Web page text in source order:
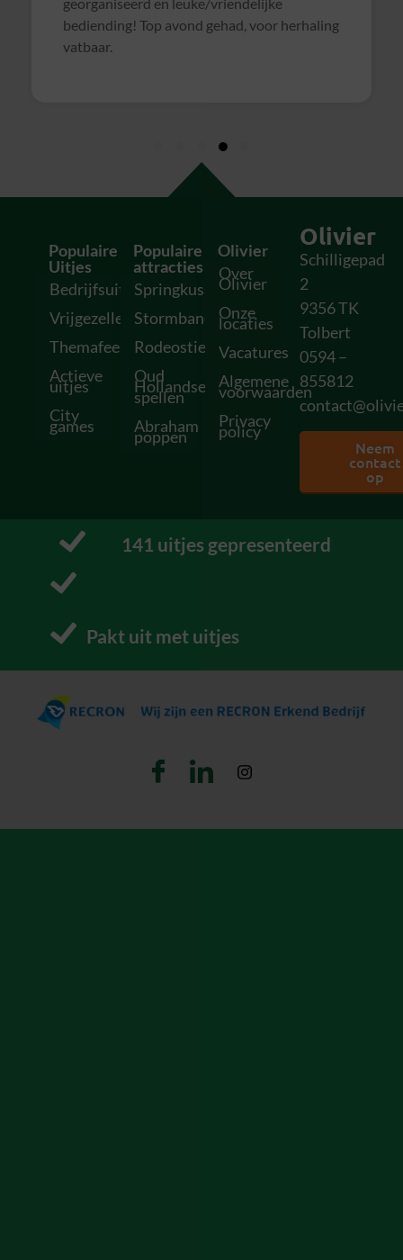
Populaire
Uitjes
Bedrijfsuitjes
Vrijgezellenfeesten
Themafeesten
Actieve
uitjes
City
games
Populaire
attracties
Springkussens
Stormbanen
Rodeostieren
Oud
Hollandse
spellen
Abraham
poppen
Olivier
Over
Olivier
Onze
locaties
Vacatures
Algemene
voorwaarden
Privacy
policy
Olivier
Schilligepad
2
9356 TK
Tolbert
0594 –
855812
Neem
contact
op
163 uitjes gepresenteerd
Pakt uit met uitjes